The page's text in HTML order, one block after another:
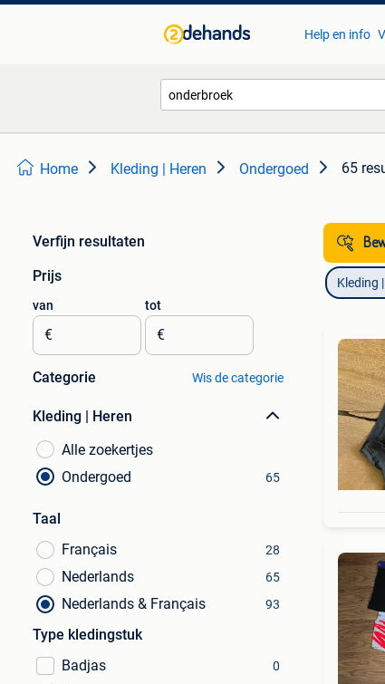
Help en info
Home Kleding | Heren Ondergoed 65
Verfijn resultaten
Prijs
van
€
tot
€
Categorie Wis de categorie
Kleding | Heren
Alle zoekertjes
Ondergoed
65
Taal
Français
28
Nederlands 65
Nederlands & Français 93
Type kledingstuk
Badjas
0
Kleding